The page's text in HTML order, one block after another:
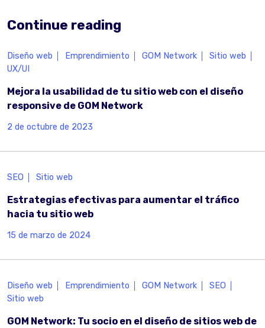
Continue reading
Diseño web Emprendimiento GOM Network
Sitio web
UX/UI
Mejora la usabilidad de tu sitio web con el diseño
responsive de GOM Network
2 de octubre de 2023
SEO Sitio web
Estrategias efectivas para aumentar el tráfico
hacia tu sitio web
15 de marzo de 2024
Diseño web Emprendimiento GOM Network
SEO
Sitio web
GOM Network: Tu socio en el diseño de sitios web de